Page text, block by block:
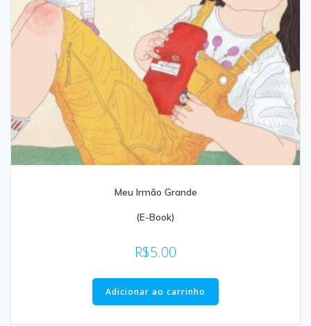
Meu Irmão Grande
(E-Book)
R$5.00
Adicionar ao carrinho